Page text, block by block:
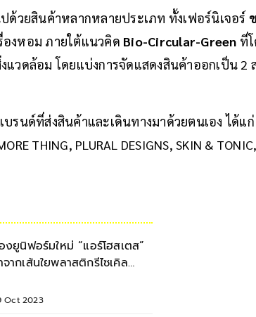
ด้วยสินค้าหลากหลายประเภท ทั้งเฟอร์นิเจอร์
องหอม ภายใต้แนวคิด Bio-Circular-Green ที่
แวดล้อม โดยแบ่งการจัดแสดงสินค้าออกเป็น 2
บรนด์ที่ส่งสินค้าและเดินทางมาด้วยตนเอง ได้แก่
THING, PLURAL DESIGNS, SKIN & TONIC,
งยูนิฟอร์มใหม่ “แอร์โฮสเตส”
จากเส้นใยพลาสติกรีไซเคิล
Oct 2023